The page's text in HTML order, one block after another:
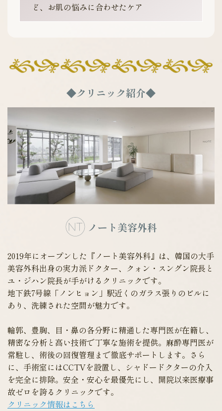
ど、お肌の悩みに合わせたケア
◆クリニック紹介◆
ノート美容外科
2019年にオープンした『ノート美容外科』は、韓国の大手
美容外科出身の実力派ドクター、クォン・スングン院長と
ユ・ジハン院長が手がけるクリニックです。
地下鉄7号線「ノンヒョン」駅近くのガラス張りのビルに
あり、洗練された空間が魅力です。
輪郭、豊胸、目・鼻の各分野に精通した専門医が在籍し、
精密な分析と高い技術で丁寧な施術を提供。麻酔専門医が
常駐し、術後の回復管理まで徹底サポートします。さら
に、手術室にはCCTVを設置し、シャドードクターの介入
を完全に排除。安全・安心を最優先にし、開院以来医療事
故ゼロを誇るクリニックです。
クリニック情報はこちら